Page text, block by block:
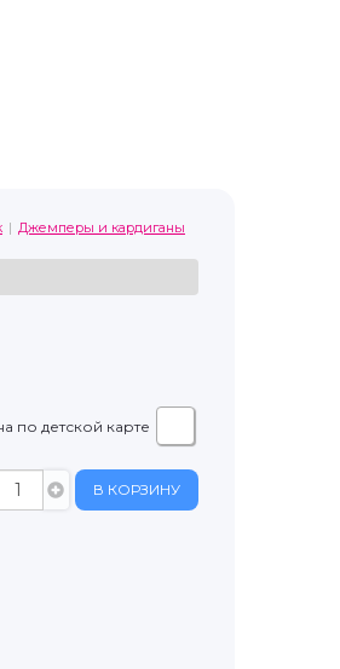
Джемперы и кардиганы
по детской карте
В КОРЗИНУ